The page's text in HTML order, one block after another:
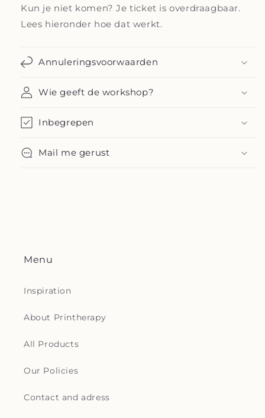
Kun je niet komen? Je ticket is overdraagbaar.
Lees hieronder hoe dat werkt.
Annuleringsvoorwaarden
Wie geeft de workshop?
Inbegrepen
Mail me gerust
Menu
Inspiration
About Printherapy
All Products
Our Policies
Contact and adress